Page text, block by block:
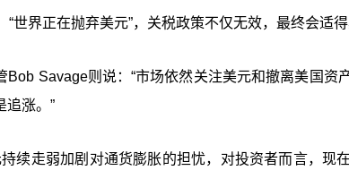
世界正在抛弃美元”，关税政策不仅无效，最终会适
Savage则说：“市场依然关注美元和撤离美国资
追涨。”
续走弱加剧对通货膨胀的担忧，对投资者而言，现